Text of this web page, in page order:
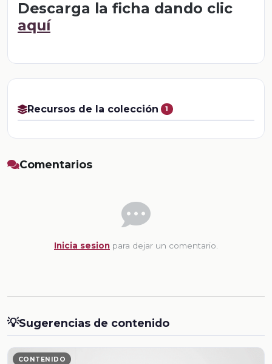
Descarga la ficha dando clic
aquí
Recursos de la colección 1
Comentarios
Inicia sesion para dejar un comentario.
💡Sugerencias de contenido
CONTENIDO